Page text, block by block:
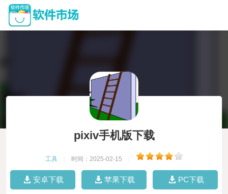
pixiv手机版下载
工具 时间：2025-02-15
安卓下载 苹果下载 PC下载